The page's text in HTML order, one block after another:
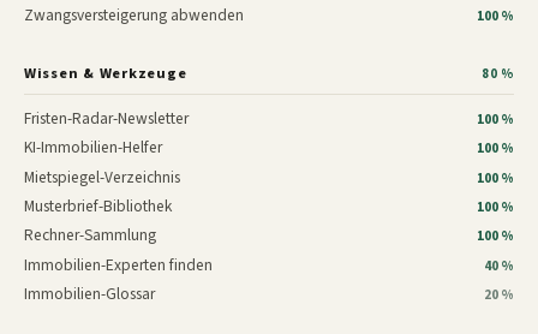
Zwangsversteigerung abwenden 100 %
Wissen & Werkzeuge 80 %
Fristen-Radar-Newsletter 100 %
KI-Immobilien-Helfer 100 %
Mietspiegel-Verzeichnis 100 %
Musterbrief-Bibliothek 100 %
Rechner-Sammlung 100 %
Immobilien-Experten finden 40 %
Immobilien-Glossar 20 %